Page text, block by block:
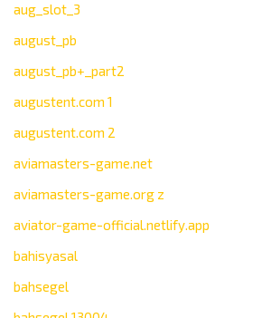
aug_slot_3
august_pb
august_pb+_part2
augustent.com 1
augustent.com 2
aviamasters-game.net
aviamasters-game.org z
aviator-game-official.netlify.app
bahisyasal
bahsegel